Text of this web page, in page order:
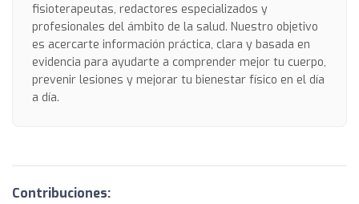
fisioterapeutas, redactores especializados y
profesionales del ámbito de la salud. Nuestro objetivo
es acercarte información práctica, clara y basada en
evidencia para ayudarte a comprender mejor tu cuerpo,
prevenir lesiones y mejorar tu bienestar físico en el día
a día.
Contribuciones: